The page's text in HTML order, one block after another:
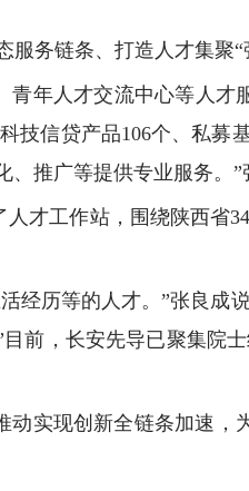
务链条、打造人才集聚“
年人才交流中心等人才
信贷产品106个、私募
推广等提供专业服务。”
才工作站，围绕陕西省
经历等的人才。”张良成
前，长安先导已聚集院
实现创新全链条加速